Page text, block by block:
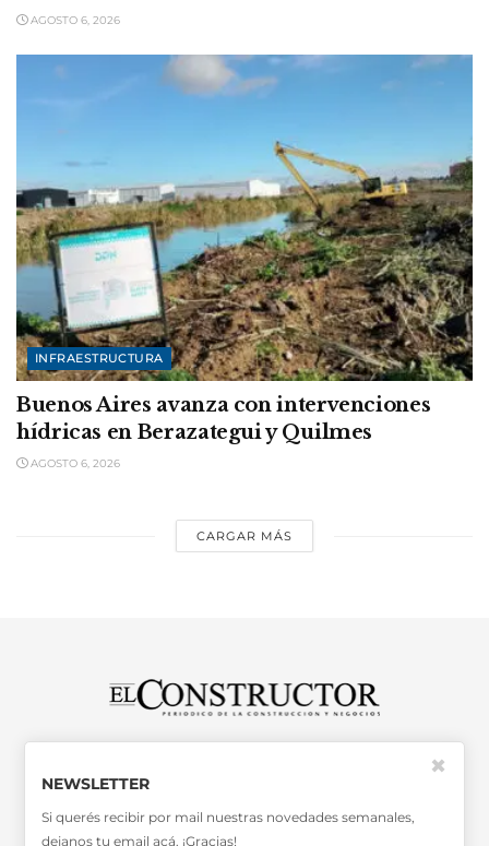
AGOSTO 6, 2026
INFRAESTRUCTURA
Buenos Aires avanza con intervenciones
hídricas en Berazategui y Quilmes
AGOSTO 6, 2026
CARGAR MÁS
OTRAS PUBLICACIONES >>
NEWSLETTER
Si querés recibir por mail nuestras novedades semanales,
dejanos tu email acá. ¡Gracias!
✖